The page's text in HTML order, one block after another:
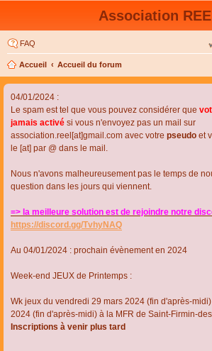
Association
FAQ
Accueil Accueil du forum
04/01/2024 :
Le spam est tel que vous pouvez considérer que
jamais activé si vous n'envoyez pas un mail sur
association.reel[at]gmail.com avec votre pseudo et
le [at] par @ dans le mail.
Nous n'avons malheureusement pas le temps de
question dans les jours qui viennent.
=> la meilleure solution est de rejoindre notre
https://discord.gg/TvhyNAQ
Au 04/01/2024 : prochain évènement en 2024
Week-end JEUX de Printemps :
Wk jeux du vendredi 29 mars 2024 (fin d'après-
2024 (fin d'après-midi) à la MFR de Saint-Firmin-
Inscriptions à venir plus tard